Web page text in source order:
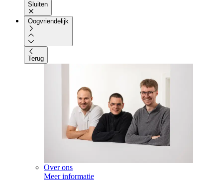
Sluiten
Oogvriendelijk
Terug
Over ons
Meer informatie